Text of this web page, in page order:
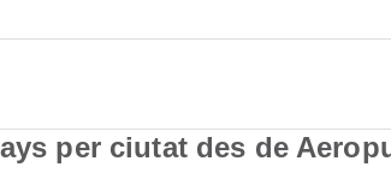
per ciutat des de